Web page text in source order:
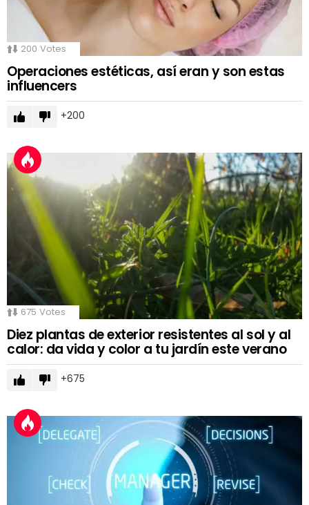
200 Votes
Operaciones estéticas, así eran y son estas
influencers
200
675 Votes
Diez plantas de exterior resistentes al sol y al
calor: da vida y color a tu jardín este verano
675